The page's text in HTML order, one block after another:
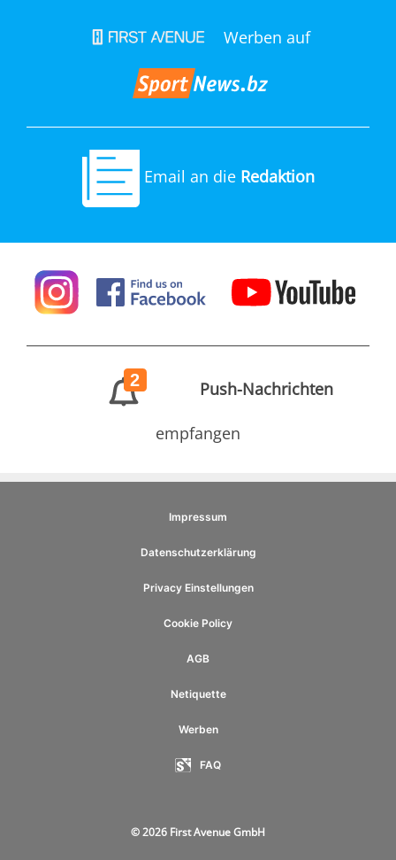
Werben auf
Email an die Redaktion
2 Push-Nachrichten
empfangen
Impressum
Datenschutzerklärung
Privacy Einstellungen
Cookie Policy
AGB
Netiquette
Werben
FAQ
© 2026 First Avenue GmbH